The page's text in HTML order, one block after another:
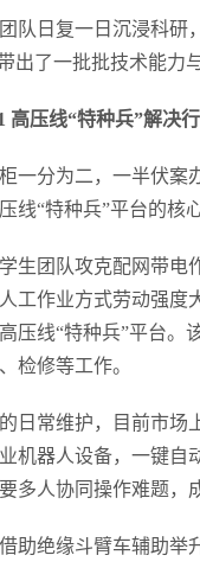
队日复一日沉浸科研
出了一批批技术能力
高压线“特种兵”解决
一分为二，一半伏案
线“特种兵”平台的核
生团队攻克配网带
工作业方式劳动强度
压线“特种兵”平台。
检修等工作。
日常维护，目前市场
机器人设备，一键自
多人协同操作难题，
助绝缘斗臂车辅助举